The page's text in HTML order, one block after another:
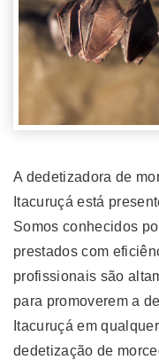
A dedetizadora de
Itacuruçá está
Somos conhecidos
prestados com
profissionais são
para promoverem a
Itacuruçá em
dedetização de